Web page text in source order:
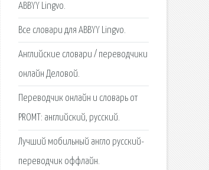
ABBYY Lingvo.
Все словари для ABBYY Lingvo.
Английские словари / переводчики
онлайн Деловой.
Переводчик онлайн и словарь от
PROMT: английский, русский.
Лучший мобильный англо русский-
переводчик оффлайн.